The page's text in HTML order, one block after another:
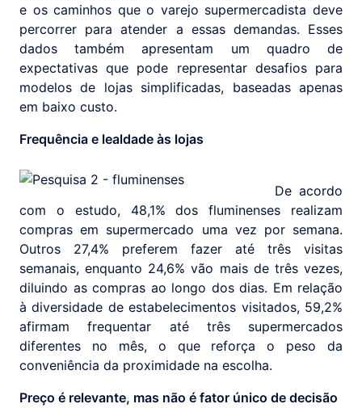
e os caminhos que o varejo supermercadista deve
percorrer para atender a essas demandas. Esses
dados também apresentam um quadro de
expectativas que pode representar desafios para
modelos de lojas simplificadas, baseadas apenas
em baixo custo.
Frequência e lealdade às lojas
De acordo
com o estudo, 48,1% dos fluminenses realizam
compras em supermercado uma vez por semana.
Outros 27,4% preferem fazer até três visitas
semanais, enquanto 24,6% vão mais de três vezes,
diluindo as compras ao longo dos dias. Em relação
à diversidade de estabelecimentos visitados, 59,2%
afirmam frequentar até três supermercados
diferentes no mês, o que reforça o peso da
conveniência da proximidade na escolha.
Preço é relevante, mas não é fator único de decisão